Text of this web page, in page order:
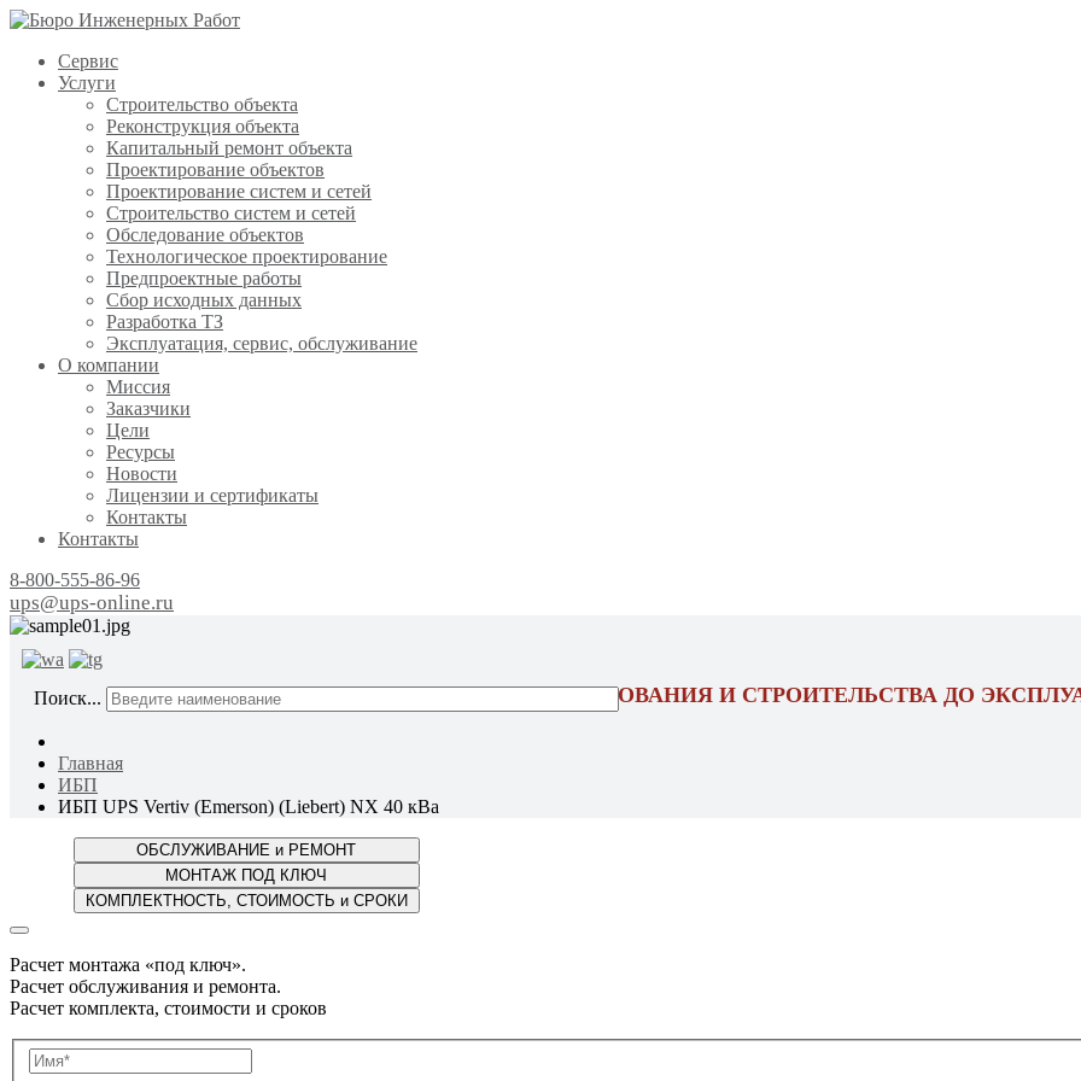
Сервис
Услуги
Строительство объекта
Реконструкция объекта
Капитальный ремонт объекта
Проектирование объектов
Проектирование систем и сетей
Строительство систем и сетей
Обследование объектов
Технологическое проектирование
Предпроектные работы
Сбор исходных данных
Разработка ТЗ
Эксплуатация, сервис, обслуживание
О компании
Миссия
Заказчики
Цели
Ресурсы
Новости
Лицензии и сертификаты
Контакты
Контакты
8-800-555-86-96
ups@ups-online.ru
ОТ ПРОЕКТИРОВАНИЯ И СТРОИТЕЛЬСТВА ДО
Поиск...
Главная
ИБП
ИБП UPS Vertiv (Emerson) (Liebert) NX 40 кВа
Расчет монтажа «под ключ».
Расчет обслуживания и ремонта.
Расчет комплекта, стоимости и сроков